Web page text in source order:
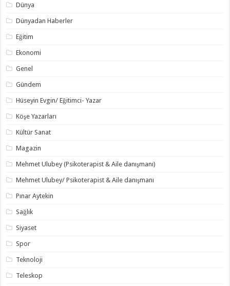
Dünya
Dünyadan Haberler
Eğitim
Ekonomi
Genel
Gündem
Hüseyin Evgin/ Eğitimci- Yazar
Köşe Yazarları
Kültür Sanat
Magazin
Mehmet Ulubey (Psikoterapist & Aile danışmanı)
Mehmet Ulubey/ Psikoterapist & Aile danışmanı
Pınar Aytekin
Sağlık
Siyaset
Spor
Teknoloji
Teleskop